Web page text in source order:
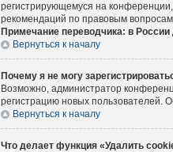
регистрирующемуся на
рекомендаций по правовым
Примечание переводчика: в
Вернуться к началу
Почему я не могу
Возможно, администратор
регистрацию новых пользователей.
Вернуться к началу
Что делает функция «Удалить